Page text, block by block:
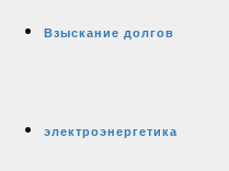
Взыскание долгов
электроэнергетика